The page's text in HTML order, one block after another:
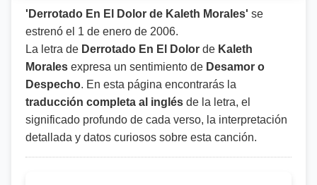
'Derrotado En El Dolor de Kaleth Morales' se
estrenó el 1 de enero de 2006.
La letra de Derrotado En El Dolor de Kaleth
Morales expresa un sentimiento de Desamor o
Despecho. En esta página encontrarás la
traducción completa al inglés de la letra, el
significado profundo de cada verso, la interpretación
detallada y datos curiosos sobre esta canción.